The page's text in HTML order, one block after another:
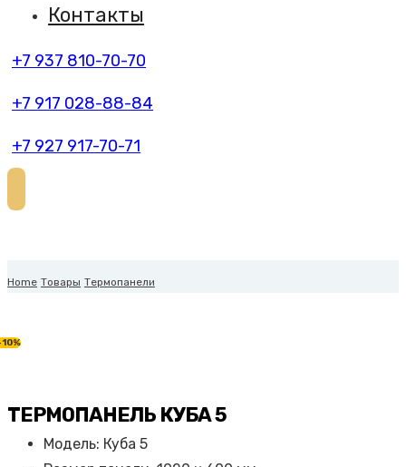
Контакты
+7 937 810-70-70
+7 917 028-88-84
+7 927 917-70-71
Home Товары Термопанели
ТЕРМОПАНЕЛЬ КУБА 5
Модель: Куба 5